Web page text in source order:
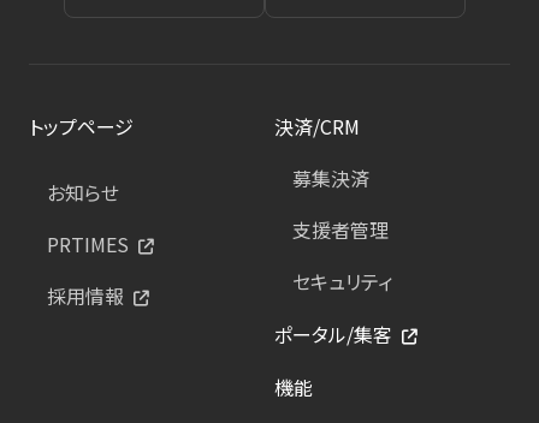
トップページ
お知らせ
PRTIMES
採用情報
決済/CRM
募集決済
支援者管理
セキュリティ
ポータル/集客
機能